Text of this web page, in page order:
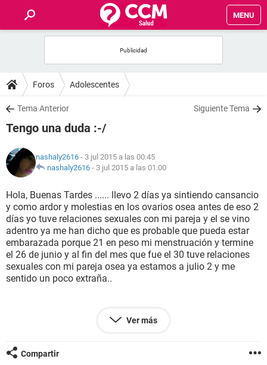
MENU
FOROS
SALUD
FAMILIA
NUTRICIÓN
BIENESTAR
SEXUALIDAD
GLOSARIO
Foros Adolescentes
Tema Anterior Siguiente Tema
Tengo una duda :-/
nashaly2616 - 3 jul 2015 a las 00:45
nashaly2616 - 3 jul 2015 a las 01:00
Hola, Buenas Tardes ...... llevo 2 días ya sintiendo cansancio
y como ardor y molestias en los ovarios osea antes de eso 2
días yo tuve relaciones sexuales con mi pareja y el se vino
adentro ya me han dicho que es probable que pueda estar
embarazada porque 21 en peso mi menstruación y termine
el 26 de junio y al fin del mes que fue el 30 tuve relaciones
sexuales con mi pareja osea ya estamos a julio 2 y me
sentido un poco extraña..
quisiera saber si eso es normal o no ??
ahora o no ??
Ver más
Compartir